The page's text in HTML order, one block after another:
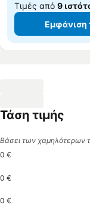
Τιμές από 9
Εμφάνιση
Τάση τιμής
Βάσει των χαμηλότερων
0 €
0 €
0 €